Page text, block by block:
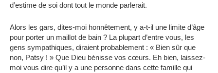
d’estime de soi dont tout le monde parlerait.
Alors les gars, dites-moi honnêtement, y a-t-il une limite d’âge
pour porter un maillot de bain ? La plupart d’entre vous, les
gens sympathiques, diraient probablement : « Bien sûr que
non, Patsy ! » Que Dieu bénisse vos cœurs. Eh bien, laissez-
moi vous dire qu’il y a une personne dans cette famille qui